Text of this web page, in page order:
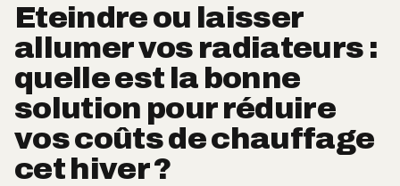
Eteindre ou laisser
allumer vos radiateurs :
quelle est la bonne
solution pour réduire
vos coûts de chauffage
cet hiver ?